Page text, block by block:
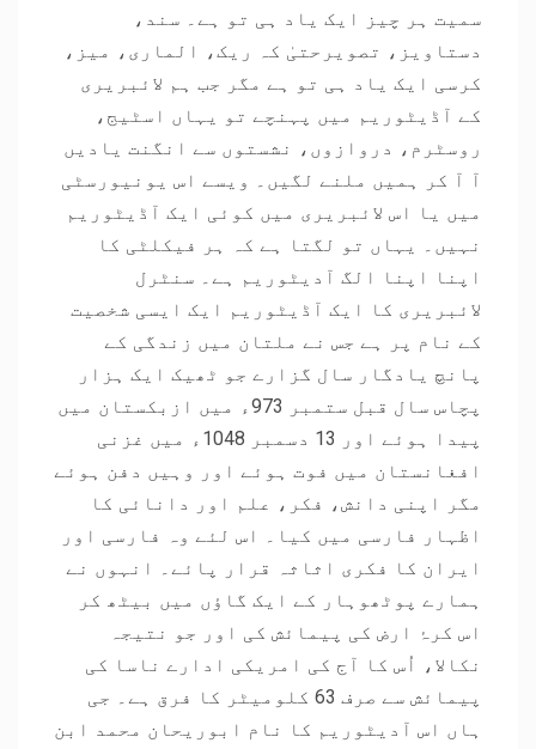
سمیت ہر چیز ایک یاد ہی تو ہے۔ سند،
دستاویز، تصویرحتیٰ کہ ریک، الماری، میز،
کرسی ایک یاد ہی تو ہے مگر جب ہم لائبریری
کے آڈیٹوریم میں پہنچے تو یہاں اسٹیج،
روسٹرم، دروازوں، نشستوں سے انگنت یادیں
آ آ کر ہمیں ملنے لگیں۔ ویسے اس یونیورسٹی
میں یا اس لائبریری میں کوئی ایک آڈیٹوریم
نہیں۔ یہاں تو لگتا ہے کہ ہر فیکلٹی کا
اپنا اپنا الگ آدیٹوریم ہے۔ سنٹرل
لائبریری کا ایک آڈیٹوریم ایک ایسی شخصیت
کے نام پر ہے جس نے ملتان میں زندگی کے
پانچ یادگار سال گزارے جو ٹھیک ایک ہزار
پچاس سال قبل ستمبر 973ء میں ازبکستان میں
پیدا ہوئے اور 13 دسمبر 1048ء میں غزنی
افغانستان میں فوت ہوئے اور وہیں دفن ہوئے
مگر اپنی دانش، فکر، علم اور دانائی کا
اظہار فارسی میں کیا۔ اس لئے وہ فارسی اور
ایران کا فکری اثاثہ قرار پائے۔ انہوں نے
ہمارے پوٹھوہار کے ایک گاؤں میں بیٹھ کر
اس کرۂ ارض کی پیمائش کی اور جو نتیجہ
نکالا، اُس کا آج کی امریکی ادارے ناسا کی
پیمائش سے صرف 63 کلومیٹر کا فرق ہے۔ جی
ہاں اس آدیٹوریم کا نام ابوریحان محمد ابن